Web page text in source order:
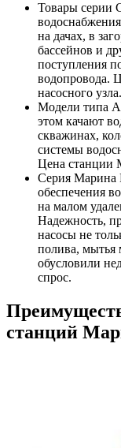
Товары серии
на дачах, в
бассейнов и
поступления
водопровода.
насосного узла.
Модели типа
этом качают
скважинах,
системы
Цена станции
Серия Марина
обеспечения
на малом
Надежность,
насосы не
полива,
обусловили
спрос.
станций